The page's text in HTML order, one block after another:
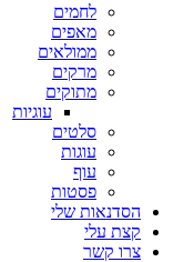
לחמים
מאפים
ממולאים
מרקים
מתוקים
עוגיות
סלטים
עוגות
עוף
פסטות
הסדנאות שלי
קצת עלי
צרו קשר